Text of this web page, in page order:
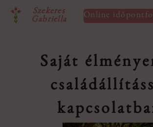
Szekeres
Gabriella
Online
Saját